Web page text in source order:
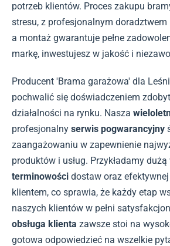
potrzeb klientów. Proces zakupu
stresu, z profesjonalnym doradztwem
a montaż gwarantuje pełne
markę, inwestujesz w jakość i
Producent 'Brama garażowa' dla
pochwalić się doświadczeniem
działalności na rynku. Nasza
profesjonalny serwis pogwarancyjny
zaangażowaniu w zapewnienie
produktów i usług. Przykładamy
terminowości dostaw oraz efektywnej
klientem, co sprawia, że każdy etap
naszych klientów w pełni
obsługa klienta zawsze stoi na
gotowa odpowiedzieć na wszelkie